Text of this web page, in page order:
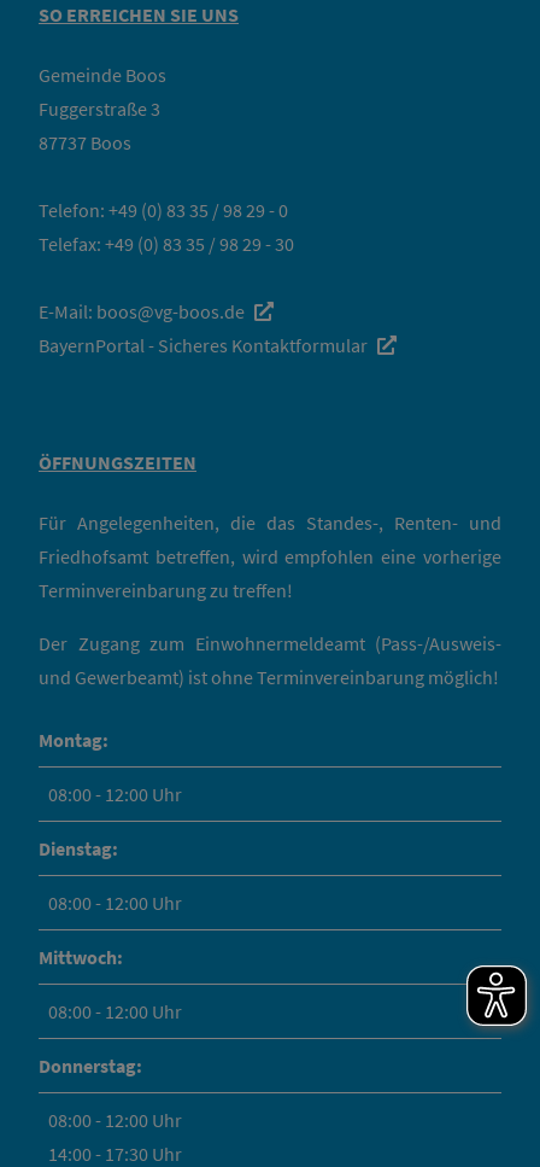
SO ERREICHEN SIE UNS
Gemeinde Boos
Fuggerstraße 3
87737 Boos
Telefon: +49 (0) 83 35 / 98 29 - 0
Telefax: +49 (0) 83 35 / 98 29 - 30
E-Mail: boos@vg-boos.de
BayernPortal - Sicheres Kontaktformular
ÖFFNUNGSZEITEN
Für Angelegenheiten, die das Standes-, Renten- und
Friedhofsamt betreffen, wird empfohlen eine vorherige
Terminvereinbarung zu treffen!
Der Zugang zum Einwohnermeldeamt (Pass-/Ausweis-
und Gewerbeamt) ist ohne Terminvereinbarung möglich!
Montag:
08:00 - 12:00 Uhr
Dienstag:
08:00 - 12:00 Uhr
Mittwoch:
08:00 - 12:00 Uhr
Donnerstag:
08:00 - 12:00 Uhr
14:00 - 17:30 Uhr